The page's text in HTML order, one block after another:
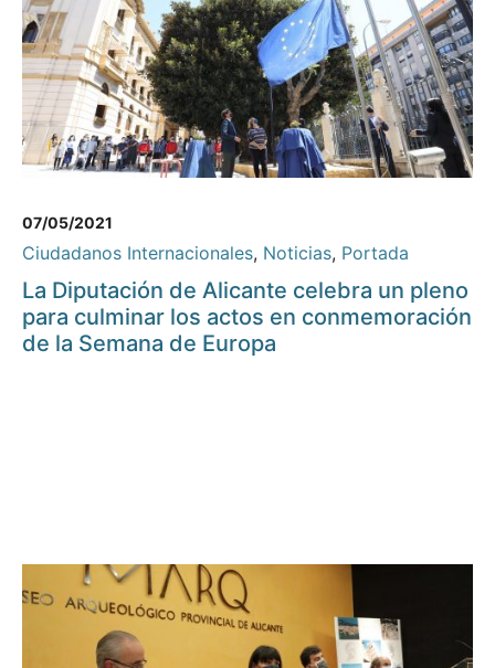
07/05/2021
Ciudadanos Internacionales, Noticias, Portada
La Diputación de Alicante celebra un pleno
para culminar los actos en conmemoración
de la Semana de Europa